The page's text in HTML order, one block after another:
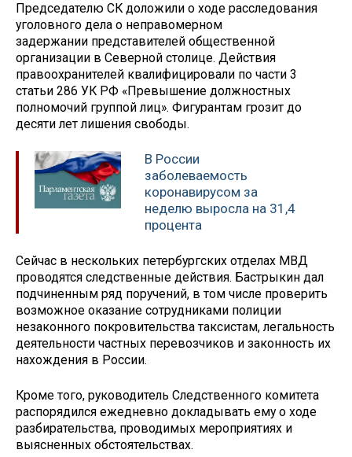
Председателю СК доложили о ходе расследования
уголовного дела о неправомерном
задержании представителей общественной
организации в Северной столице. Действия
правоохранителей квалифицировали по части 3
статьи 286 УК РФ «Превышение должностных
полномочий группой лиц». Фигурантам грозит до
десяти лет лишения свободы.
В России
заболеваемость
коронавирусом за
неделю выросла на 31,4
процента
Сейчас в нескольких петербургских отделах МВД
проводятся следственные действия. Бастрыкин дал
подчиненным ряд поручений, в том числе проверить
возможное оказание сотрудниками полиции
незаконного покровительства таксистам, легальность
деятельности частных перевозчиков и законность их
нахождения в России.
Кроме того, руководитель Следственного комитета
распорядился ежедневно докладывать ему о ходе
разбирательства, проводимых мероприятиях и
выясненных обстоятельствах.